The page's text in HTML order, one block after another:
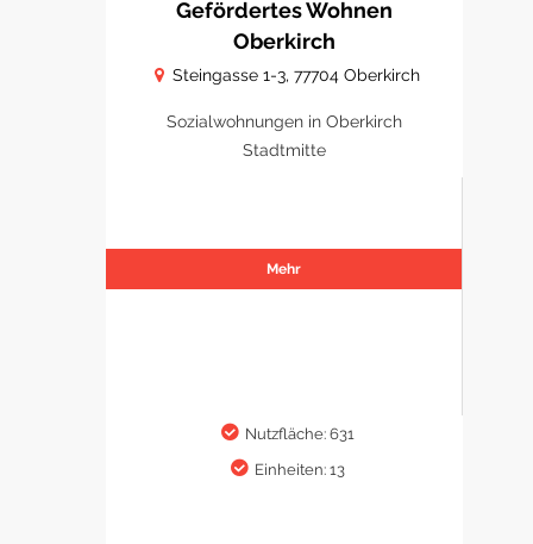
Gefördertes Wohnen
Oberkirch
Steingasse 1-3, 77704 Oberkirch
Sozialwohnungen in Oberkirch
Stadtmitte
Mehr
Nutzfläche: 631
Einheiten: 13